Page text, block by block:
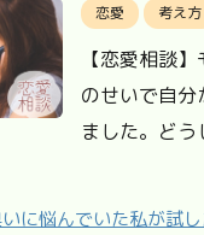
恋愛 考え方
【恋愛相談
のせいで自分
ました。どう
に悩んでいた私が試